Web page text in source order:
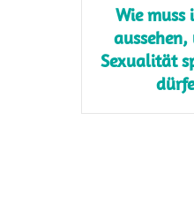
Wie muss
Sexualität